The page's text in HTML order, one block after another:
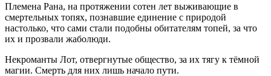
Племена Рана, на протяжении сотен лет выживающие в
смертельных топях, познавшие единение с природой
настолько, что сами стали подобны обитателям топей, за что
их и прозвали жаболюди.
Некроманты Лот, отвергнутые общество, за их тягу к тёмной
магии. Смерть для них лишь начало пути.